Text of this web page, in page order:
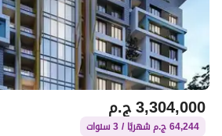
ج.م3,304,000
64,244 ج.م شهريًا / 3 سنوات